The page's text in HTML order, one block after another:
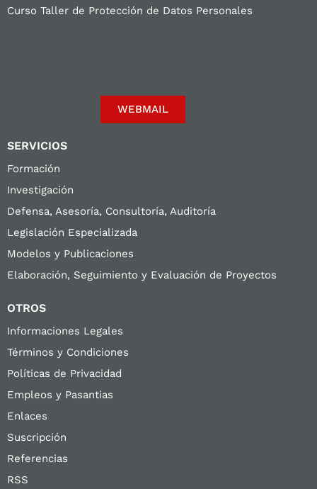
Curso Taller de Protección de Datos Personales
WEBMAIL
SERVICIOS
Formación
Investigación
Defensa, Asesoría, Consultoría, Auditoría
Legislación Especializada
Modelos y Publicaciones
Elaboración, Seguimiento y Evaluación de Proyectos
OTROS
Informaciones Legales
Términos y Condiciones
Políticas de Privacidad
Empleos y Pasantias
Enlaces
Suscripción
Referencias
RSS